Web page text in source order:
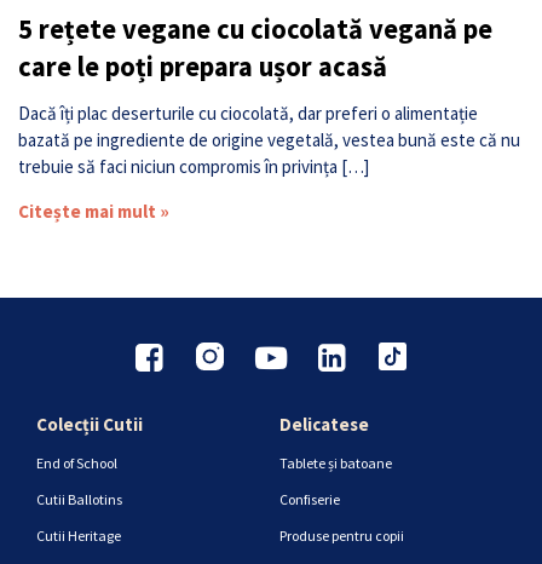
5 rețete vegane cu ciocolată vegană pe
care le poți prepara ușor acasă
Dacă îți plac deserturile cu ciocolată, dar preferi o alimentație
bazată pe ingrediente de origine vegetală, vestea bună este că nu
trebuie să faci niciun compromis în privința […]
Citește mai mult »
Colecții Cutii
End of School
Cutii Ballotins
Cutii Heritage
Delicatese
Tablete și batoane
Confiserie
Produse pentru copii